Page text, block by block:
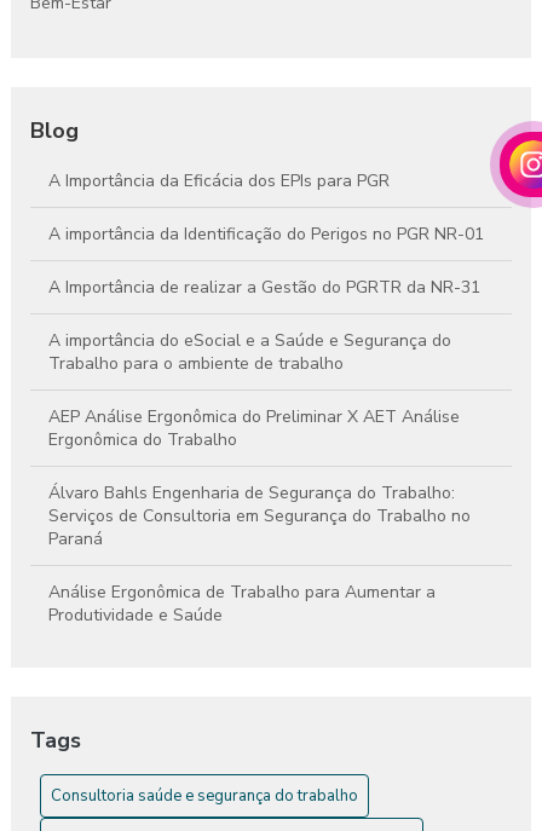
Blog
A Importância da Eficácia dos EPIs para PGR
A importância da Identificação do Perigos no PGR NR-01
A Importância de realizar a Gestão do PGRTR da NR-31
A importância do eSocial e a Saúde e Segurança do
Trabalho para o ambiente de trabalho
AEP Análise Ergonômica do Preliminar X AET Análise
Ergonômica do Trabalho
Álvaro Bahls Engenharia de Segurança do Trabalho:
Serviços de Consultoria em Segurança do Trabalho no
Paraná
Análise Ergonômica de Trabalho para Aumentar a
Produtividade e Saúde
Análise Ergonômica de Trabalho: Guia Completo
Análise Ergonômica do Ambiente de Trabalho
Tags
Consultoria saúde e segurança do trabalho